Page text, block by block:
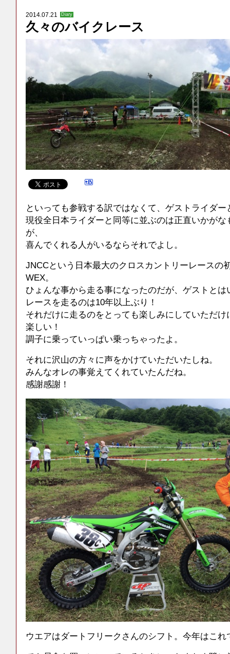
2014.07.21 Diary
久々のバイクレース
といっても参戦する訳ではなくて、ゲストライダー
現役全日本ライダーと同等に並ぶのは正直いかが
が、
喜んでくれる人がいるならそれでよし。
JNCCという日本最大のクロスカントリーレースの
WEX。
ひょんな事から走る事になったのだが、ゲストと
レースを走るのは10年以上ぶり！
それだけに走るのをとっても楽しみにしていただ
楽しい！
調子に乗っていっぱい乗っちゃったよ。
それに沢山の方々に声をかけていただいたしね。
みんなオレの事覚えてくれていたんだね。
感謝感謝！
ウエアはダートフリークさんのシフト。今年はこれ